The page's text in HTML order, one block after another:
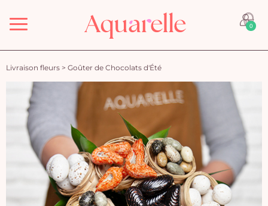
Menu 0
Livraison fleurs > Goûter de Chocolats d'Été